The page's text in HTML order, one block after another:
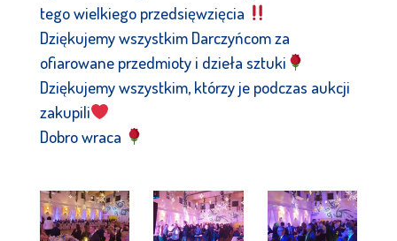
tego wielkiego przedsięwzięcia
Dziękujemy wszystkim Darczyńcom za
ofiarowane przedmioty i dzieła sztuki
Dziękujemy wszystkim, którzy je podczas aukcji
zakupili
Dobro wraca